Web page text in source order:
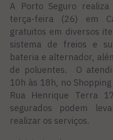
A Porto Seguro
terça-feira (26) em
gratuitos em diversos
sistema de freios e
bateria e alternador,
de poluentes. O
10h às 18h, no
Rua Henrique Terra
segurados podem
realizar os serviços.